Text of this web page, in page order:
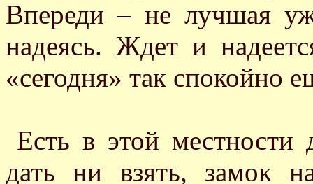
Впереди – не лучшая
надеясь. Ждет и
«сегодня» так спокойно
Есть в этой
дать ни взять, замок